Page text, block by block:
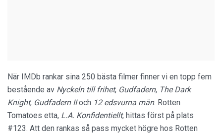
När IMDb rankar sina 250 bästa filmer finner vi en topp fem
bestående av Nyckeln till frihet, Gudfadern, The Dark
Knight, Gudfadern IIoch 12 edsvurna män. Rotten
Tomatoes etta, L.A. Konfidentiellt, hittas först på plats
#123. Att den rankas så pass mycket högre hos Rotten